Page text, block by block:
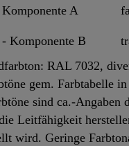
A
Komponente B
RAL 7032,
gem. Farbtabelle
sind ca.-Angaben
Leitfähigkeit
wird. Geringe